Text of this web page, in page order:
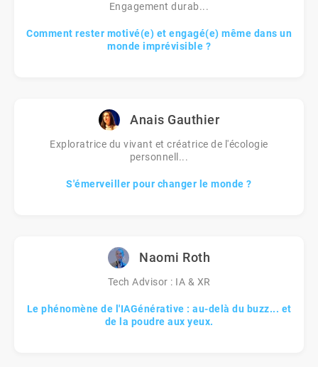
Engagement durab...
Comment rester motivé(e) et engagé(e) même dans un
monde imprévisible ?
Anais Gauthier
Exploratrice du vivant et créatrice de l'écologie
personnell...
S'émerveiller pour changer le monde ?
Naomi Roth
Tech Advisor : IA & XR
Le phénomène de l'IAGénérative : au-delà du buzz... et
de la poudre aux yeux.